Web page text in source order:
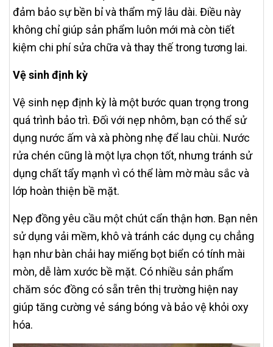
đảm bảo sự bền bỉ và thẩm mỹ lâu dài. Điều này
không chỉ giúp sản phẩm luôn mới mà còn tiết
kiệm chi phí sửa chữa và thay thế trong tương lai.
Vệ sinh định kỳ
Vệ sinh nẹp định kỳ là một bước quan trọng trong
quá trình bảo trì. Đối với nẹp nhôm, bạn có thể sử
dụng nước ấm và xà phòng nhẹ để lau chùi. Nước
rửa chén cũng là một lựa chọn tốt, nhưng tránh sử
dụng chất tẩy mạnh vì có thể làm mờ màu sắc và
lớp hoàn thiện bề mặt.
Nẹp đồng yêu cầu một chút cẩn thận hơn. Bạn nên
sử dụng vải mềm, khô và tránh các dụng cụ chẳng
hạn như bàn chải hay miếng bọt biển có tính mài
mòn, dễ làm xước bề mặt. Có nhiều sản phẩm
chăm sóc đồng có sẵn trên thị trường hiện nay
giúp tăng cường vẻ sáng bóng và bảo vệ khỏi oxy
hóa.